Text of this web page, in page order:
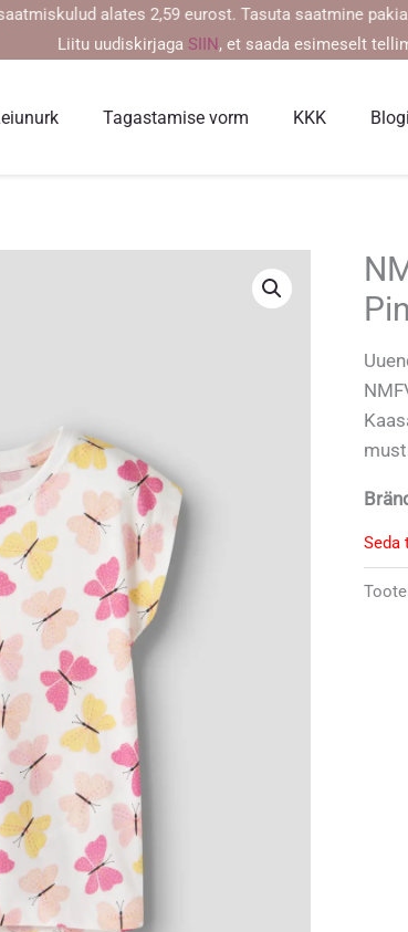
alates 2,59 eurost. Tasuta saatmine
Liitu uudiskirjaga SIIN, et saada esimeselt
Tagastamise vorm KKK Blogi
Seda